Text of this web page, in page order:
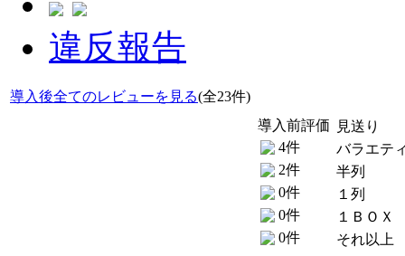
違反報告
導入後全てのレビューを見る(全23件)
導入前評価
4件
2件
0件
0件
0件
見送り
バラエテ
半列
１列
１ＢＯＸ
それ以上